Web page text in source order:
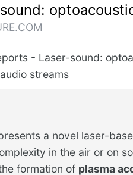
optoacoustic transduction
- Laser-sound:
streams
a novel laser-
in the air or on
formation of plasma